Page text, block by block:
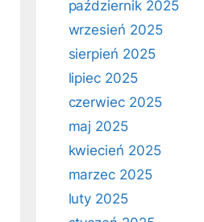
październik 2025
wrzesień 2025
sierpień 2025
lipiec 2025
czerwiec 2025
maj 2025
kwiecień 2025
marzec 2025
luty 2025